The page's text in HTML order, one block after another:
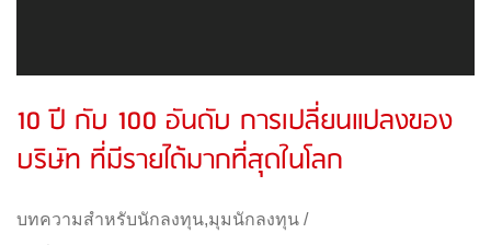
10 ปี กับ 100 อันดับ การเปลี่ยนแปลงของ
บริษัท ที่มีรายได้มากที่สุดในโลก
บทความสำหรับนักลงทุน,มุมนักลงทุน /